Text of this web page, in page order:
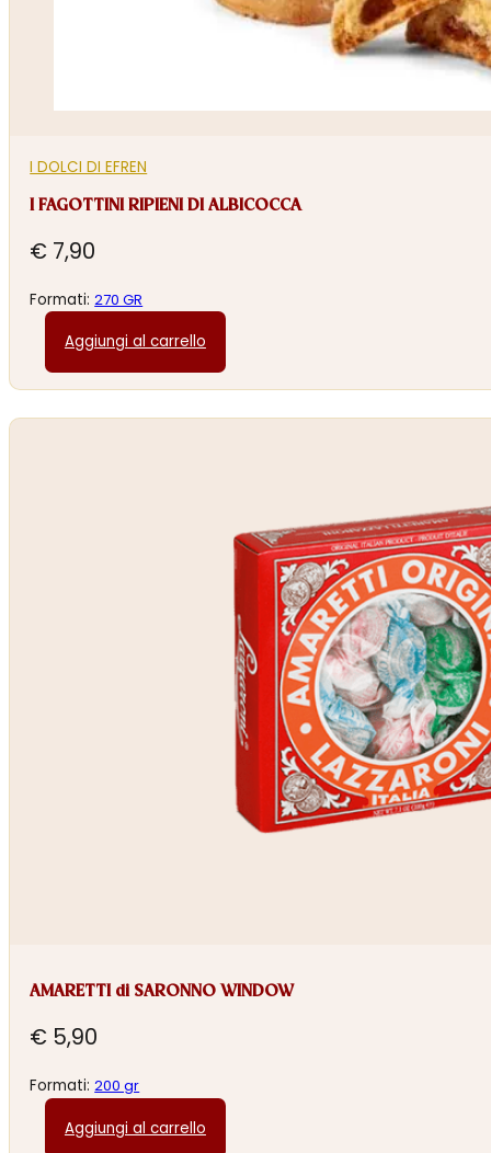
I DOLCI DI EFREN
I FAGOTTINI RIPIENI DI ALBICOCCA
€ 7,90
Formati:270 GR
Aggiungi al carrello
AMARETTI di SARONNO WINDOW
€ 5,90
Formati:200 gr
Aggiungi al carrello